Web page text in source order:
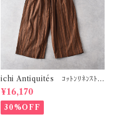
ichi Antiquités ｺｯﾄﾝﾘﾈﾝｽﾄﾗ
ｲﾌﾟ ﾜｲﾄﾞﾊﾟﾝﾂ (ﾌﾞﾗｳﾝ) 11006
17
¥16,170
30%OFF